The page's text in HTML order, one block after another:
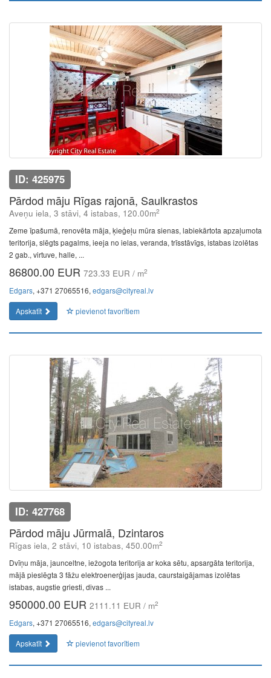
ID: 425975
Pārdod māju Rīgas rajonā, Saulkrastos
Aveņu iela, 3 stāvi, 4 istabas, 120.00m2
Zeme īpašumā, renovēta māja, ķieģeļu mūra sienas, labiekārtota apzaļumota
teritorija, slēgts pagalms, ieeja no ielas, veranda, trīsstāvīgs, istabas izolētas
2 gab., virtuve, halle, ...
86800.00 EUR 723.33 EUR / m2
Edgars, +371 27065516, edgars@cityreal.lv
Apskatīt
pievienot favorītiem
ID: 427768
Pārdod māju Jūrmalā, Dzintaros
Rīgas iela, 2 stāvi, 10 istabas, 450.00m2
Dvīņu māja, jaunceltne, iežogota teritorija ar koka sētu, apsargāta teritorija,
mājā pieslēgta 3 fāžu elektroenerģijas jauda, caurstaigājamas izolētas
istabas, augstie griesti, divas ...
950000.00 EUR 2111.11 EUR / m2
Edgars, +371 27065516, edgars@cityreal.lv
Apskatīt
pievienot favorītiem